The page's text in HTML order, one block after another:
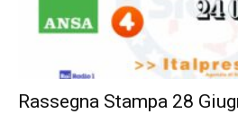
Rassegna Stampa 28